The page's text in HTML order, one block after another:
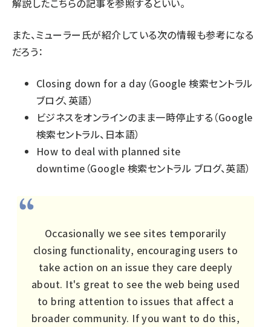
解説したこちらの記事を参照するといい。
また、ミューラー氏が紹介している次の情報も参考になる
だろう：
Closing down for a day （Google 検索セントラル
ブログ、英語）
ビジネスをオンラインのまま一時停止する （Google
検索セントラル、日本語）
How to deal with planned site
downtime （Google 検索セントラル ブログ、英語）
Occasionally we see sites temporarily
closing functionality, encouraging users to
take action on an issue they care deeply
about. It's great to see the web being used
to bring attention to issues that affect a
broader community. If you want to do this,